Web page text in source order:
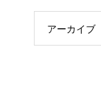
アーカイブ